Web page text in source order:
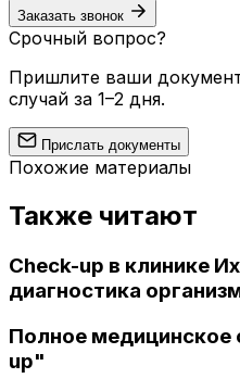
Заказать звонок
Срочный вопрос?
Пришлите ваши
случай за 1–2 дня.
Прислать документы
Похожие материалы
Также читают
Check-up в клинике
диагностика
Полное медицинское
up"